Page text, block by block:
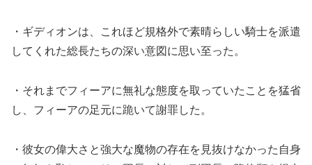
・ギディオンは、これほど規格外で素晴らしい騎士を派遣
してくれた総長たちの深い意図に思い至った。
・それまでフィーアに無礼な態度を取っていたことを猛省
し、フィーアの足元に跪いて謝罪した。
・彼女の偉大さと強大な魔物の存在を見抜けなかった自身